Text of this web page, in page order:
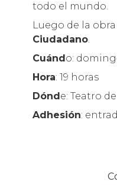
todo el mundo.
Luego de la
Ciudadano.
Cuánd o:
Hora: 19 horas
Dónd e: Teatro
Adhesión: